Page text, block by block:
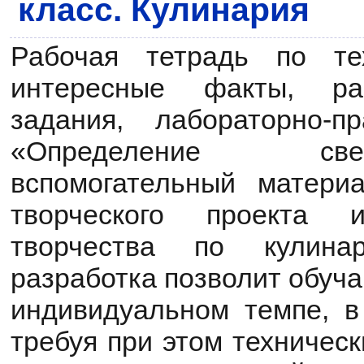
класс. Кулинария
Рабочая тетрадь по
интересные факты,
задания, лабораторно-
«Определение
вспомогательный
творческого
творчества по
разработка позволит
индивидуальном темпе,
требуя при этом